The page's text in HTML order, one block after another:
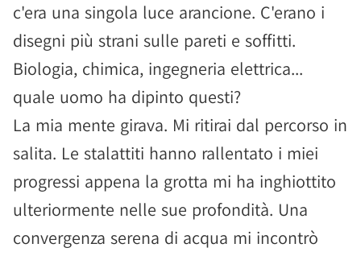
c'era una singola luce arancione. C'erano i
disegni più strani sulle pareti e soffitti.
Biologia, chimica, ingegneria elettrica...
quale uomo ha dipinto questi?
La mia mente girava. Mi ritirai dal percorso in
salita. Le stalattiti hanno rallentato i miei
progressi appena la grotta mi ha inghiottito
ulteriormente nelle sue profondità. Una
convergenza serena di acqua mi incontrò